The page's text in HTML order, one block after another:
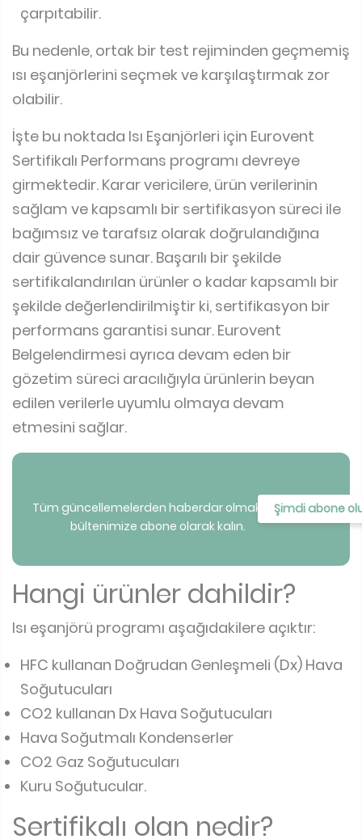
çarpıtabilir.
Bu nedenle, ortak bir test rejiminden geçmemiş
ısı eşanjörlerini seçmek ve karşılaştırmak zor
olabilir.
İşte bu noktada Isı Eşanjörleri için Eurovent
Sertifikalı Performans programı devreye
girmektedir. Karar vericilere, ürün verilerinin
sağlam ve kapsamlı bir sertifikasyon süreci ile
bağımsız ve tarafsız olarak doğrulandığına
dair güvence sunar. Başarılı bir şekilde
sertifikalandırılan ürünler o kadar kapsamlı bir
şekilde değerlendirilmiştir ki, sertifikasyon bir
performans garantisi sunar. Eurovent
Belgelendirmesi ayrıca devam eden bir
gözetim süreci aracılığıyla ürünlerin beyan
edilen verilerle uyumlu olmaya devam
etmesini sağlar.
Tüm güncellemelerden haberdar olmak için
bültenimize abone olarak kalın.
Şimdi abone
Hangi ürünler dahildir?
Isı eşanjörü programı aşağıdakilere açıktır:
HFC kullanan Doğrudan Genleşmeli (Dx) Hava
Soğutucuları
CO2 kullanan Dx Hava Soğutucuları
Hava Soğutmalı Kondenserler
CO2 Gaz Soğutucuları
Kuru Soğutucular.
Sertifikalı olan nedir?